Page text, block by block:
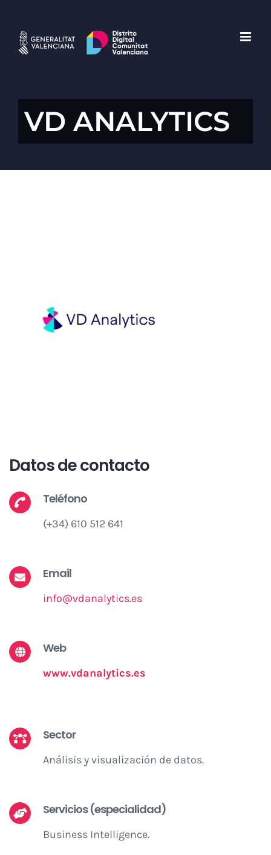
contenido
VD ANALYTICS
Datos de contacto
Teléfono
(+34) 610 512 641
Email
info@vdanalytics.es
Web
www.vdanalytics.es
Sector
Análisis y visualización de datos.
Servicios (especialidad)
Business Intelligence.